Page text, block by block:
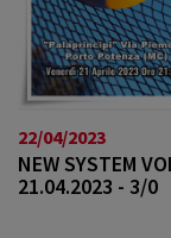
22/04/2023
NEW SYSTEM
21.04.2023 - 3/0